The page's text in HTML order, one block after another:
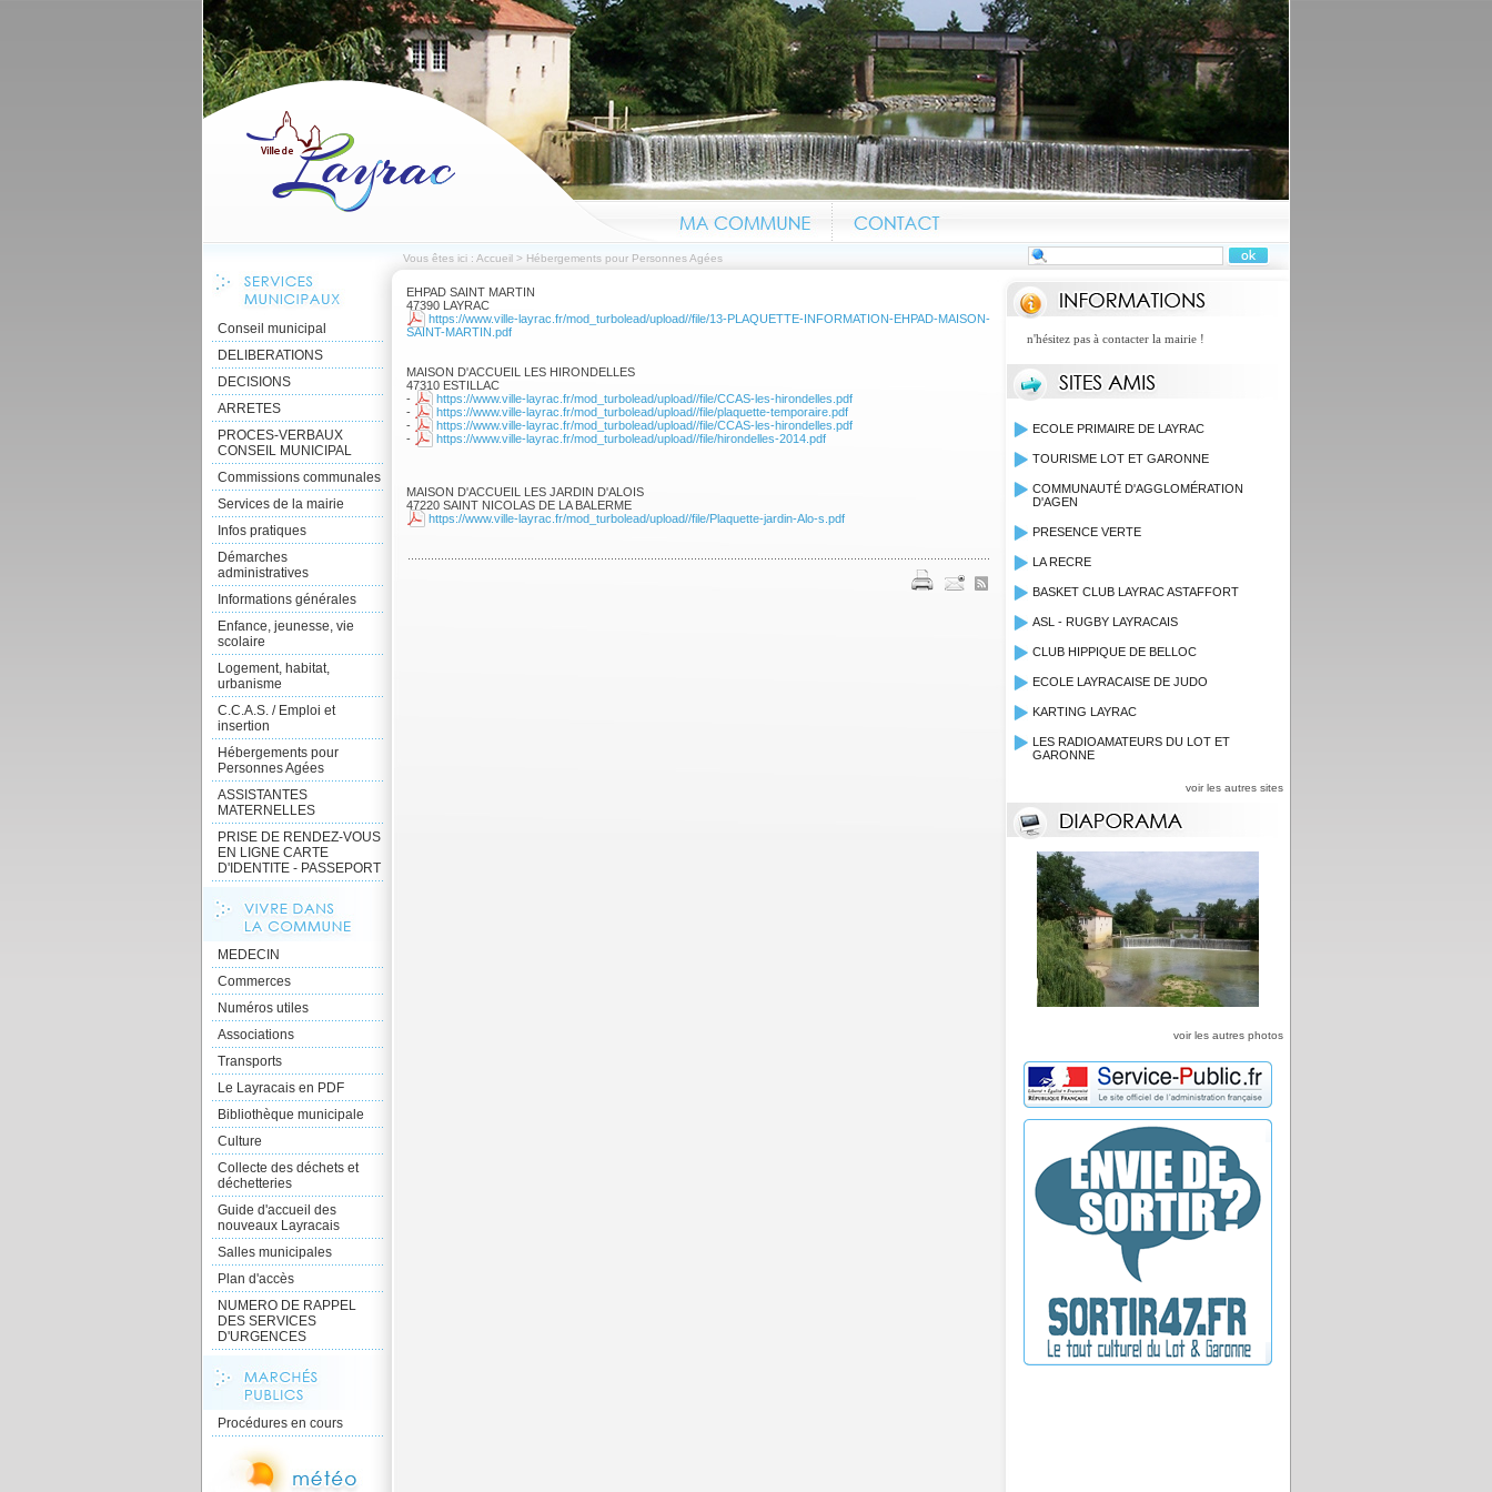
Vous êtes ici : Accueil > Hébergements pour Personnes Agées
Conseil municipal
DELIBERATIONS
DECISIONS
ARRETES
PROCES-VERBAUX
CONSEIL MUNICIPAL
Commissions communales
Services de la mairie
Infos pratiques
Démarches
administratives
Informations générales
Enfance, jeunesse, vie
scolaire
Logement, habitat,
urbanisme
C.C.A.S. / Emploi et
insertion
Hébergements pour
Personnes Agées
ASSISTANTES
MATERNELLES
PRISE DE RENDEZ-VOUS
EN LIGNE CARTE
D'IDENTITE - PASSEPORT
MEDECIN
Commerces
Numéros utiles
Associations
Transports
Le Layracais en PDF
Bibliothèque municipale
Culture
Collecte des déchets et
déchetteries
Guide d'accueil des
nouveaux Layracais
Salles municipales
Plan d'accès
NUMERO DE RAPPEL
DES SERVICES
D'URGENCES
Procédures en cours
EHPAD SAINT MARTIN
47390 LAYRAC
https://www.ville-layrac.fr/mod_turbolead/upload//file/13-PLAQUETTE-INFORMATION-EHPAD-MAISON-
SAINT-MARTIN.pdf
MAISON D'ACCUEIL LES HIRONDELLES
47310 ESTILLAC
-
https://www.ville-layrac.fr/mod_turbolead/upload//file/CCAS-les-hirondelles.pdf
-
https://www.ville-layrac.fr/mod_turbolead/upload//file/plaquette-temporaire.pdf
-
https://www.ville-layrac.fr/mod_turbolead/upload//file/CCAS-les-hirondelles.pdf
-
https://www.ville-layrac.fr/mod_turbolead/upload//file/hirondelles-2014.pdf
MAISON D'ACCUEIL LES JARDIN D'ALOIS
47220 SAINT NICOLAS DE LA BALERME
https://www.ville-layrac.fr/mod_turbolead/upload//file/Plaquette-jardin-Alo-s.pdf
Information canicule n'hésitez pas à contacter la mairie !
ECOLE PRIMAIRE DE LAYRAC
TOURISME LOT ET GARONNE
COMMUNAUTÉ D'AGGLOMÉRATION
D'AGEN
PRESENCE VERTE
LA RECRE
BASKET CLUB LAYRAC ASTAFFORT
ASL - RUGBY LAYRACAIS
CLUB HIPPIQUE DE BELLOC
ECOLE LAYRACAISE DE JUDO
KARTING LAYRAC
LES RADIOAMATEURS DU LOT ET
GARONNE
voir les autres sites
voir les autres photos